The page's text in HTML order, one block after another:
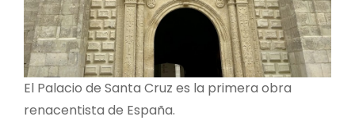
El Palacio de Santa Cruz es la primera obra
renacentista de España.